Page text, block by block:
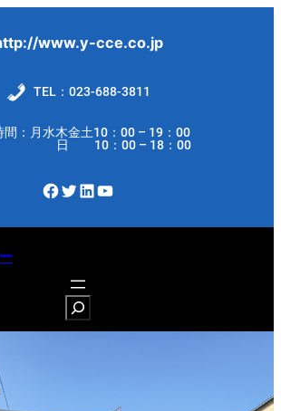
www.y-cce.co.jp
TEL：023-688-3811
間：月水木金土10：00 – 19：00
10：00 – 18：00
Facebook Twitter LinkedIn YouTube